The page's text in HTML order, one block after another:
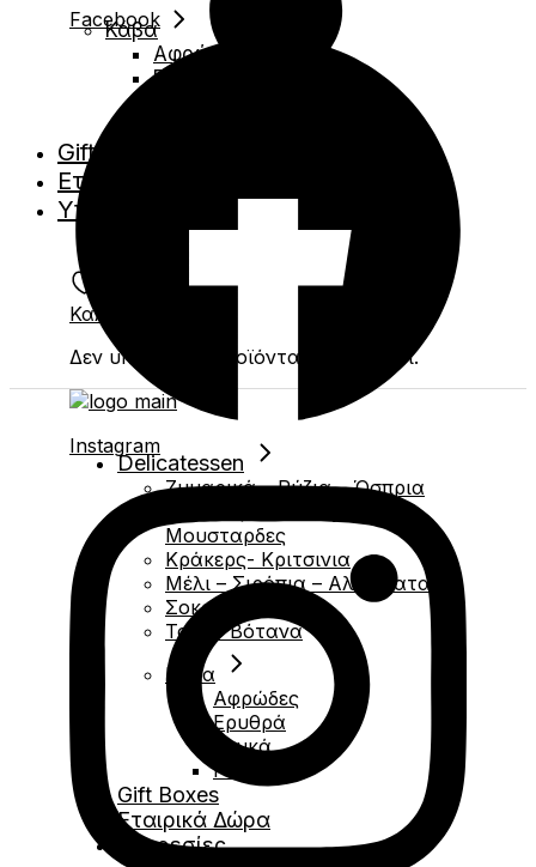
Καλάθι
Δεν υπάρχουν προϊόντα στο καλάθι.
Delicatessen
Ζυμαρικά – Ρύζια – Όσπρια
Μουσταρδες
Κράκερς- Κριτσινια
Μέλι – Σιρόπια – Αλείμματα
Σοκολάτες
Τσάι – Βότανα
Κάβα
Αφρώδες
Ερυθρά
Λευκά
Ροζέ
Gift Boxes
Εταιρικά Δώρα
Υπηρεσίες
Κάβα
Αφρώδες
Ερυθρά
Gift Boxes
Εταιρικά Δώρα
Υπηρεσίες
Facebook
Instagram